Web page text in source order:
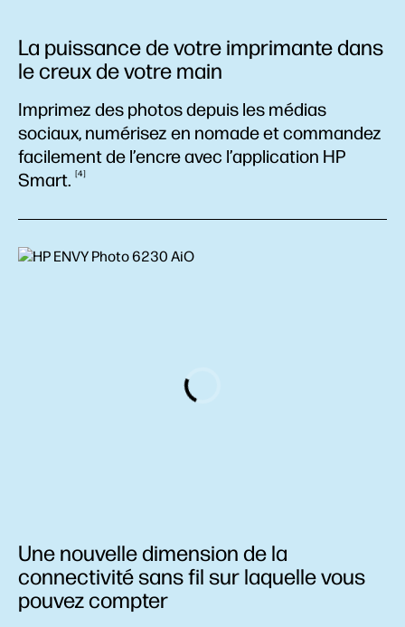
La puissance de votre imprimante dans
le creux de votre main
Imprimez des photos depuis les médias
sociaux, numérisez en nomade et commandez
facilement de l’encre avec l’application HP
Smart.
4
Une nouvelle dimension de la
connectivité sans fil sur laquelle vous
pouvez compter